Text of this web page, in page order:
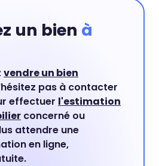
un bien à
vendre un bien
pas à contacter
effectuer l'estimation
concerné ou
attendre une
en ligne,